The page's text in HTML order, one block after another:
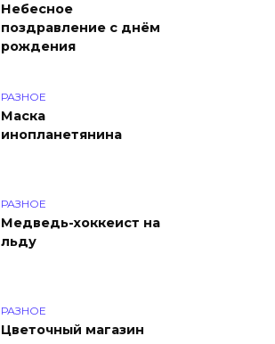
Небесное
поздравление с днём
рождения
РАЗНОЕ
Маска
инопланетянина
РАЗНОЕ
Медведь-хоккеист на
льду
РАЗНОЕ
Цветочный магазин